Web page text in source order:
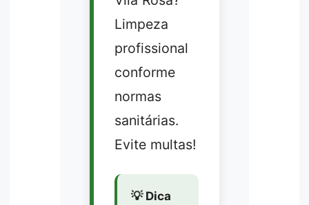
Limpeza
profissional
conforme
normas
sanitárias.
Evite multas!
💡 Dica